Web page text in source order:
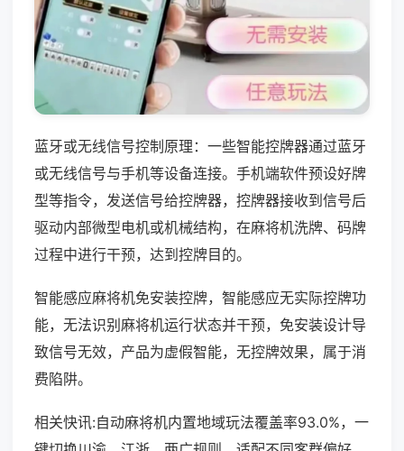
蓝牙或无线信号控制原理：一些智能控牌器通过蓝牙
或无线信号与手机等设备连接。手机端软件预设好牌
型等指令，发送信号给控牌器，控牌器接收到信号后
驱动内部微型电机或机械结构，在麻将机洗牌、码牌
过程中进行干预，达到控牌目的。
智能感应麻将机免安装控牌，智能感应无实际控牌功
能，无法识别麻将机运行状态并干预，免安装设计导
致信号无效，产品为虚假智能，无控牌效果，属于消
费陷阱。
相关快讯:自动麻将机内置地域玩法覆盖率93.0%，一